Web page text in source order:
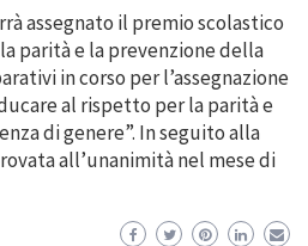
assegnato il premio scolastico
parità e la prevenzione della
in corso per l’assegnazione
al rispetto per la parità e
di genere”. In seguito alla
all’unanimità nel mese di